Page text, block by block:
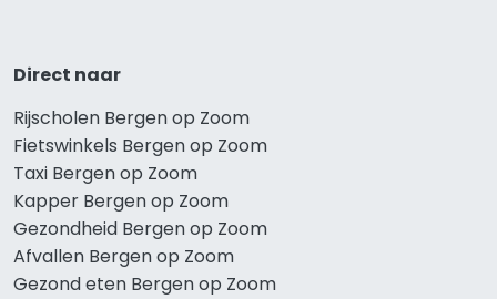
Direct naar
Rijscholen Bergen op Zoom
Fietswinkels Bergen op Zoom
Taxi Bergen op Zoom
Kapper Bergen op Zoom
Gezondheid Bergen op Zoom
Afvallen Bergen op Zoom
Gezond eten Bergen op Zoom